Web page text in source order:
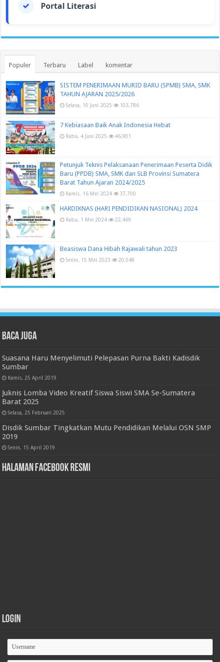
Portal Literasi
Populer Terbaru Label komentar
SISTEM PENERIMAAN MURID BARU (SPMB) SMA, SMK
TAHUN AJARAN 2025/2026
Selasa, 10 Juni 2025 103,786
7 Kebiasaan Baik Anak Indonesia Hebat
Rabu, 4 Juni 2025 46,901
Petunjuk Teknis Pelaksanaan Penerimaan Peserta Didik
Baru (PPDB) SMA, SMK dan SLB Provinsi Sumatera
Barat Tahun Ajaran 2024/2025
Kamis, 16 Mei 2024 37,700
HARDIKNAS (HARI PENDIDIKAN NASIONAL) 2024
Rabu, 1 Mei 2024 22,469
Beasiswa Dana Hibah Rajawali tahun 2023
Senin, 15 Mei 2023 20,548
Baca juga
Suasana Haru Menyelimuti Pelepasan Purna Bakti Kadisdik
Sumbar
Kamis, 25 April 2019
Juknis Lomba Video Kreatif Siswa Siswi SMA Se-Sumatera
Barat 2025
Selasa, 25 Februari 2025
Disdik Sumbar Tingkatkan Mutu Pendidikan Melalui OSN SMP
2019
Senin, 15 April 2019
Halaman Facebook Resmi
Login